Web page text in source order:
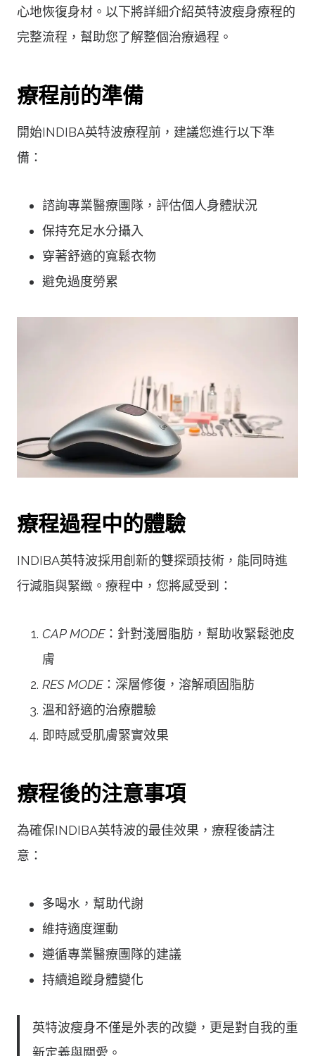
心地恢復身材。以下將詳細介紹英特波瘦身療程的
完整流程，幫助您了解整個治療過程。
療程前的準備
開始INDIBA英特波療程前，建議您進行以下準
備：
諮詢專業醫療團隊，評估個人身體狀況
保持充足水分攝入
穿著舒適的寬鬆衣物
避免過度勞累
療程過程中的體驗
INDIBA英特波採用創新的雙探頭技術，能同時進
行減脂與緊緻。療程中，您將感受到：
CAP MODE：針對淺層脂肪，幫助收緊鬆弛皮
膚
RES MODE：深層修復，溶解頑固脂肪
溫和舒適的治療體驗
即時感受肌膚緊實效果
療程後的注意事項
為確保INDIBA英特波的最佳效果，療程後請注
意：
多喝水，幫助代謝
維持適度運動
遵循專業醫療團隊的建議
持續追蹤身體變化
英特波瘦身不僅是外表的改變，更是對自我的重
新定義與關愛。